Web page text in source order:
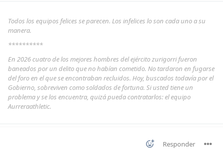
Todos los equipos felices se parecen. Los infelices lo son cada uno a su
manera.
**********
En 2026 cuatro de los mejores hombres del ejército zurigorri fueron
baneados por un delito que no habían cometido. No tardaron en fugarse
del foro en el que se encontraban recluidos. Hoy, buscados todavía por el
Gobierno, sobreviven como soldados de fortuna. Si usted tiene un
problema y se los encuentra, quizá pueda contratarlos: el equipo
Aurreraathletic.
Responder